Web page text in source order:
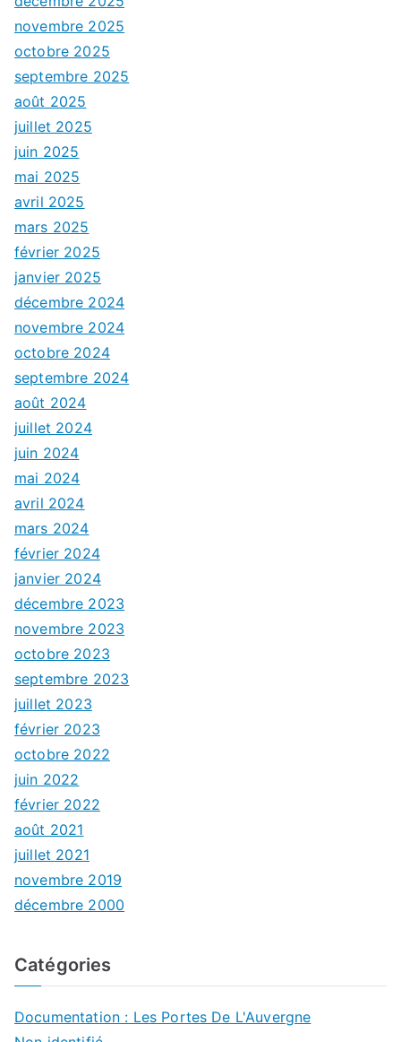
novembre 2025
octobre 2025
septembre 2025
août 2025
juillet 2025
juin 2025
mai 2025
avril 2025
mars 2025
février 2025
janvier 2025
décembre 2024
novembre 2024
octobre 2024
septembre 2024
août 2024
juillet 2024
juin 2024
mai 2024
avril 2024
mars 2024
février 2024
janvier 2024
décembre 2023
novembre 2023
octobre 2023
septembre 2023
juillet 2023
février 2023
octobre 2022
juin 2022
février 2022
août 2021
juillet 2021
novembre 2019
décembre 2000
Catégories
Documentation : Les Portes De L'Auvergne